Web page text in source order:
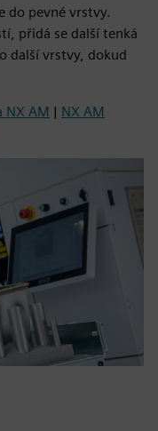
do pevné vrstvy.
přidá se další tenká
další vrstvy, dokud
NX AM | NX AM